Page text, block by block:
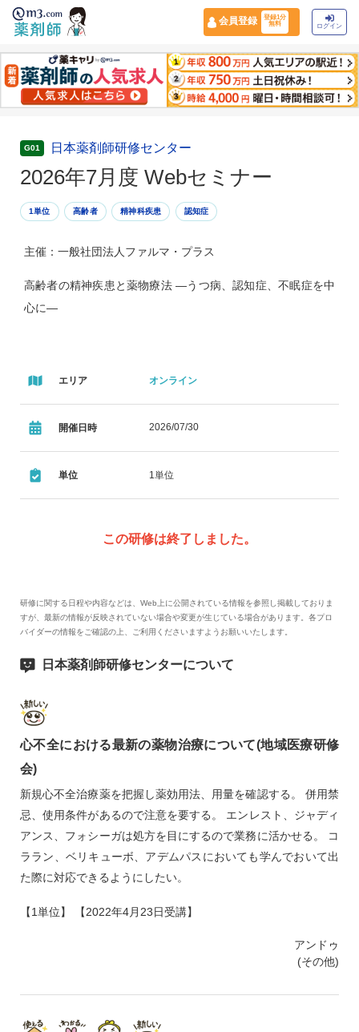
会員登録
登録1分
無料
ログイン
G01 日本薬剤師研修センター
2026年7月度 Webセミナー
1単位 高齢者 精神科疾患 認知症
主催：一般社団法人ファルマ・プラス
高齢者の精神疾患と薬物療法 —うつ病、認知症、不眠症を中
心に—
エリア オンライン
開催日時 2026/07/30
単位 1単位
この研修は終了しました。
研修に関する日程や内容などは、Web上に公開されている情報を参照し掲載しておりま
すが、最新の情報が反映されていない場合や変更が生じている場合があります。各プロ
バイダーの情報をご確認の上、ご利用くださいますようお願いいたします。
日本薬剤師研修センターについて
心不全における最新の薬物治療について(地域医療研修
会)
新規心不全治療薬を把握し薬効用法、用量を確認する。 併用禁
忌、使用条件があるので注意を要する。 エンレスト、ジャディ
アンス、フォシーガは処方を目にするので業務に活かせる。 コ
ララン、ベリキューボ、アデムパスにおいても学んでおいて出
た際に対応できるようにしたい。
【1単位】 【2022年4月23日受講】
アンドゥ
(その他)